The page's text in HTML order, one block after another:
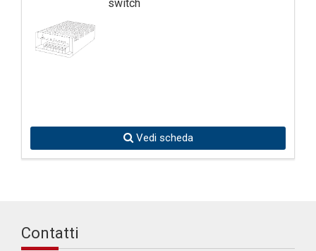
switch
Vedi scheda
Contatti